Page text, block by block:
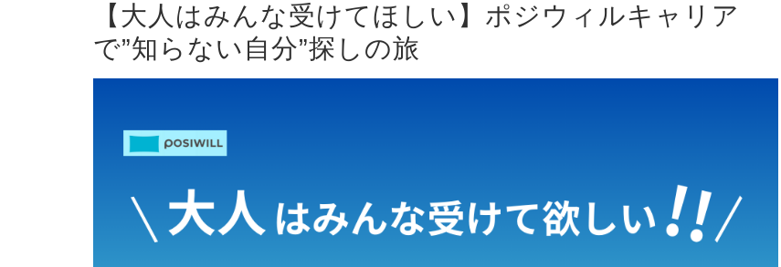
【大人はみんな受けてほしい】ポジウィルキャリア
で”知らない自分”探しの旅